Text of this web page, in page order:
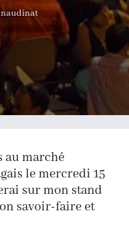
au marché
le mercredi 15
sur mon stand
savoir-faire et